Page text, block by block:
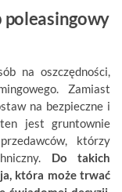
poleasingowy
na oszczędności,
Zamiast
na bezpieczne i
jest gruntownie
którzy
Do takich
która może trwać